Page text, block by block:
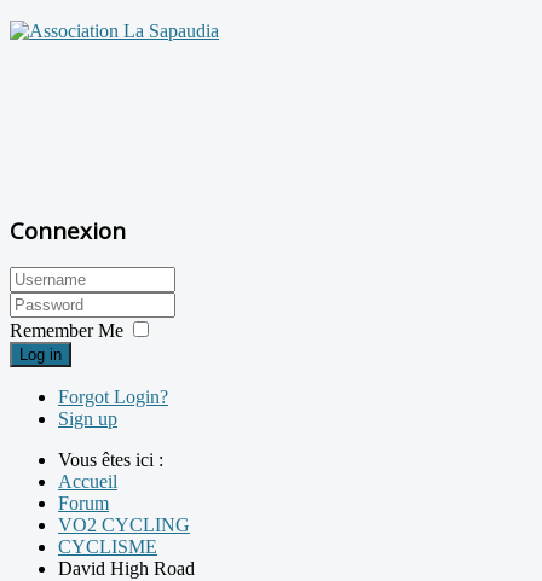
Connexion
Remember Me
Log in
Forgot Login?
Sign up
Vous êtes ici :
Accueil
Forum
VO2 CYCLING
CYCLISME
David High Road